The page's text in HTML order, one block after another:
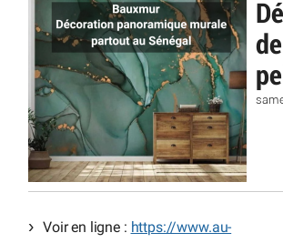
Voir en ligne : https://www.au-